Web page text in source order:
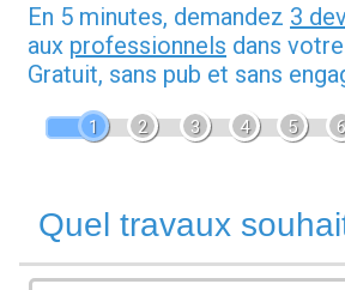
En 5 minutes, demandez 3
aux professionnels dans
Gratuit, sans pub et sans
1 2 3 4 5 6
Quel travaux